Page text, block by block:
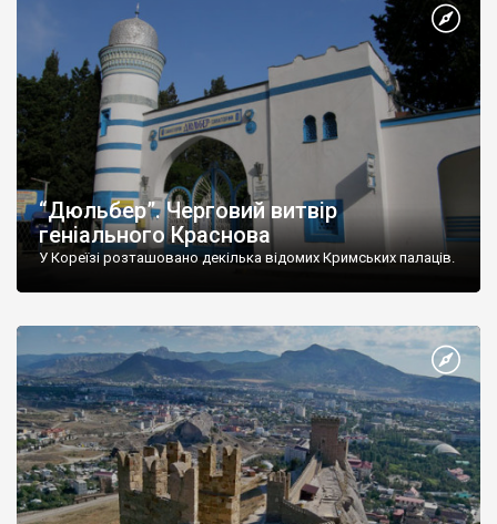
“Дюльбер”. Черговий витвір
геніального Краснова
У Кореїзі розташовано декілька відомих Кримських палаців.